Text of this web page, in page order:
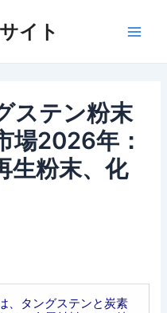
イト
ステン粉末
場2026年：
生粉末、化
、タングステンと炭素